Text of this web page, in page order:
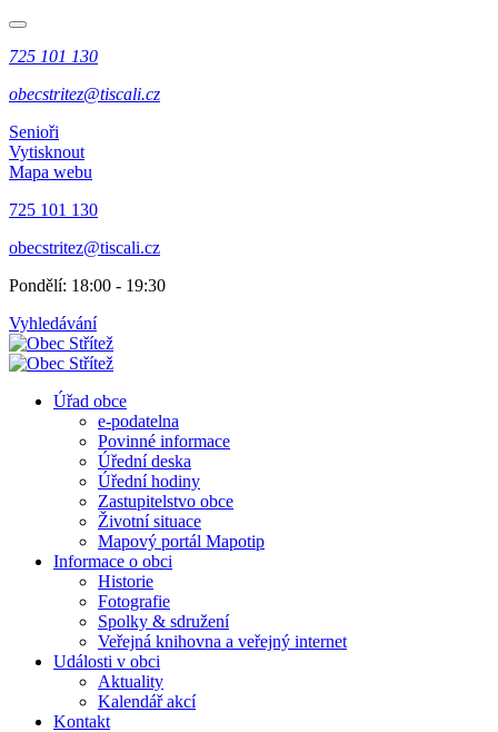
725 101 130
obecstritez@tiscali.cz
Senioři
Vytisknout
Mapa webu
725 101 130
obecstritez@tiscali.cz
Pondělí: 18:00 - 19:30
Vyhledávání
Úřad obce
e-podatelna
Povinné informace
Úřední deska
Úřední hodiny
Zastupitelstvo obce
Životní situace
Mapový portál Mapotip
Informace o obci
Historie
Fotografie
Spolky & sdružení
Veřejná knihovna a veřejný internet
Události v obci
Aktuality
Kalendář akcí
Kontakt